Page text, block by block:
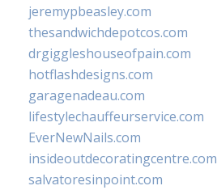
jeremypbeasley.com
thesandwichdepotcos.com
drgiggleshouseofpain.com
hotflashdesigns.com
garagenadeau.com
lifestylechauffeurservice.com
EverNewNails.com
insideoutdecoratingcentre.com
salvatoresinpoint.com